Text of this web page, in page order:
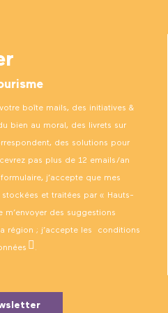
boîte mails, des initiatives &
bien au moral, des livrets sur
des solutions pour
pas plus de 12 emails/an
j’accepte que mes
et traitées par « Hauts-
m’envoyer des suggestions
région ; j’accepte les conditions
.